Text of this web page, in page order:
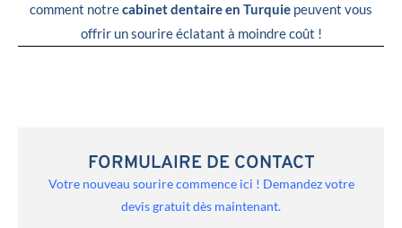
comment notrecabinet dentaire en Turquie peuvent vous
offrir un sourire éclatant à moindre coût !
FORMULAIRE DE CONTACT
Votre nouveau sourire commence ici ! Demandez votre
devis gratuit dès maintenant.